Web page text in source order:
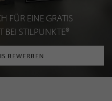
FÜR EINE GRATIS
BEI STILPUNKTE®
BEWERBEN